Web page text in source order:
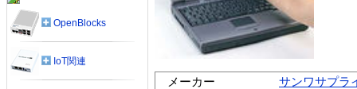
メーカー
サンワサプラ
OpenBlocks
IoT関連